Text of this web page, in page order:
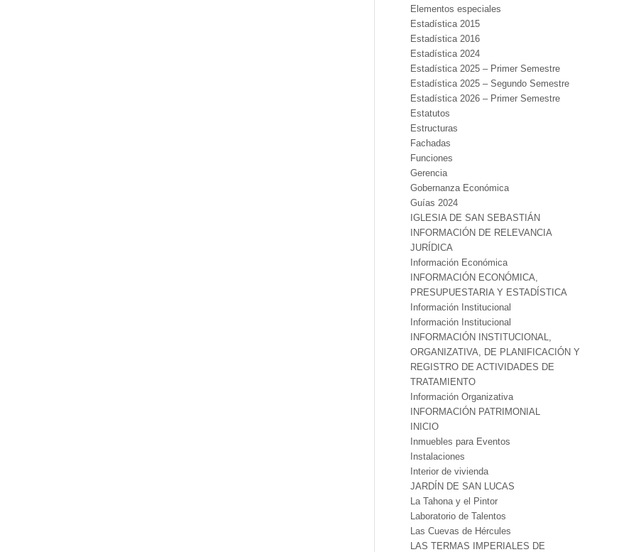
Elementos especiales
Estadística 2015
Estadística 2016
Estadística 2024
Estadística 2025 – Primer Semestre
Estadística 2025 – Segundo Semestre
Estadística 2026 – Primer Semestre
Estatutos
Estructuras
Fachadas
Funciones
Gerencia
Gobernanza Económica
Guías 2024
IGLESIA DE SAN SEBASTIÁN
INFORMACIÓN DE RELEVANCIA
JURÍDICA
Información Económica
INFORMACIÓN ECONÓMICA,
PRESUPUESTARIA Y ESTADÍSTICA
Información Institucional
Información Institucional
INFORMACIÓN INSTITUCIONAL,
ORGANIZATIVA, DE PLANIFICACIÓN Y
REGISTRO DE ACTIVIDADES DE
TRATAMIENTO
Información Organizativa
INFORMACIÓN PATRIMONIAL
INICIO
Inmuebles para Eventos
Instalaciones
Interior de vivienda
JARDÍN DE SAN LUCAS
La Tahona y el Pintor
Laboratorio de Talentos
Las Cuevas de Hércules
LAS TERMAS IMPERIALES DE